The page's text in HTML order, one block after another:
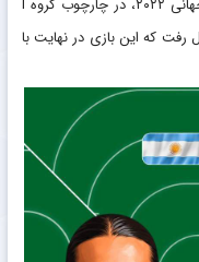
برگزار شد؛ جایی که فرانسه، نایب‌قهرمان جام جهانی ۲۰۲۲، در چارچوب گروه I
که این بازی در نهایت با